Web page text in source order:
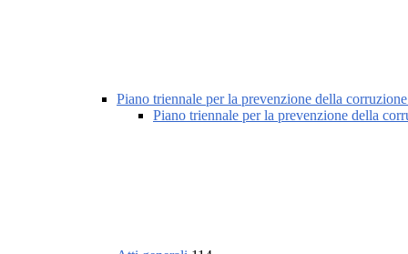
Piano triennale per la prevenzione della
Piano triennale per la prevenzione della